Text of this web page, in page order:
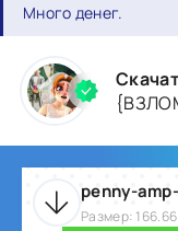
Много денег.
Размер: